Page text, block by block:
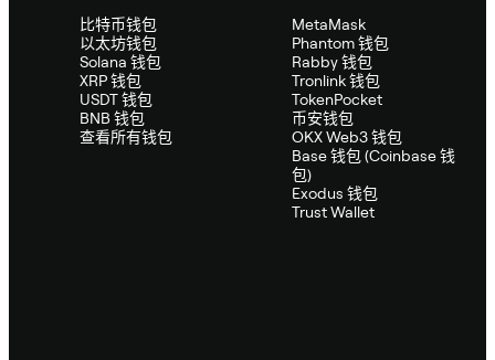
比特币钱包
以太坊钱包
Solana 钱包
XRP 钱包
USDT 钱包
BNB 钱包
查看所有钱包
MetaMask
Phantom 钱包
Rabby 钱包
Tronlink 钱包
TokenPocket
币安钱包
OKX Web3 钱包
Base 钱包 (Coinbase 钱
包)
Exodus 钱包
Trust Wallet